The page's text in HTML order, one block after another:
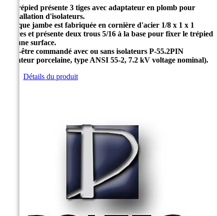
Ce trépied présente 3 tiges avec adaptateur en plomb pour
l'installation d'isolateurs.
Chaque jambe est fabriquée en cornière d'acier 1/8 x 1 x 1
pouces et présente deux trous 5/16 à la base pour fixer le trépied
sur une surface.
Peut-être commandé avec ou sans isolateurs P-55.2PIN
(isolateur porcelaine, type ANSI 55-2, 7.2 kV voltage nominal).
Détails du produit